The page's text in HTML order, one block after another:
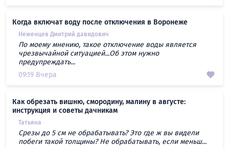
Когда включат воду после отключения в Воронеже
Неженцев Дмитрий давидович
По моему мнению, такое отключение воды является
чрезвычайной ситуацией...Об этом нужно
предупреждать...
09:19 Вчера
Как обрезать вишню, смородину, малину в августе:
инструкция и советы дачникам
Татьяна
Срезы до 5 см не обрабатывать? Это где ж вы видели
побеги такой толщины? Не обрабатывать, если меньш...